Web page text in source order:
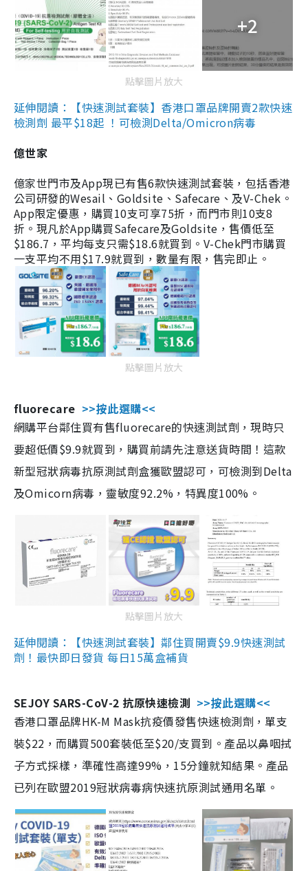
+2
點擊圖片放大
延伸閱讀：【快速測試套裝】香港口罩品牌開賣2款快速
檢測劑 最平$18起 ！可檢測Delta/Omicron病毒
億世家
億家世門市及App現已有售6款快速測試套裝，包括香港
公司研發的Wesail、Goldsite、Safecare、及V-Chek。
App限定優惠，購買10支可享75折，而門市則10支8
折。現凡於App購買Safecare及Goldsite，售價低至
$186.7，平均每支只需$18.6就買到。V-Chek門市購買
一支平均不用$17.9就買到，數量有限，售完即止。
點擊圖片放大
fluorecare >>按此選購<<
網購平台鄰住買有售fluorecare的快速測試劑，現時只
要超低價$9.9就買到，購買前請先注意送貨時間！這款
新型冠狀病毒抗原測試劑盒獲歐盟認可，可檢測到Delta
及Omicorn病毒，靈敏度92.2%，特異度100%。
點擊圖片放大
延伸閱讀：【快速測試套裝】鄰住買開賣$9.9快速測試
劑！最快即日發貨 每日15萬盒補貨
SEJOY SARS-CoV-2 抗原快速檢測 >>按此選購<<
香港口罩品牌HK-M Mask抗疫價發售快速檢測劑，單支
裝$22，而購買500套裝低至$20/支買到。產品以鼻咽拭
子方式採樣，準確性高達99%，15分鐘就知結果。產品
已列在歐盟2019冠狀病毒病快速抗原測試通用名單。